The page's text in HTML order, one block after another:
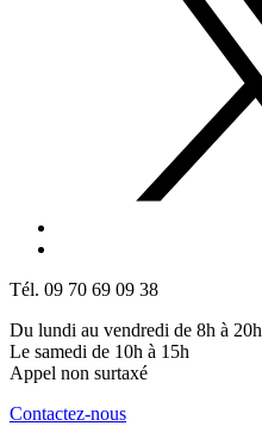
Tél. 09 70 69 09 38
Du lundi au vendredi de 8h à 20h
Le samedi de 10h à 15h
Appel non surtaxé
Contactez-nous